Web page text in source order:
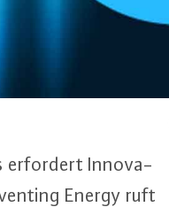
erfordert In­no­va­
Energy ruft